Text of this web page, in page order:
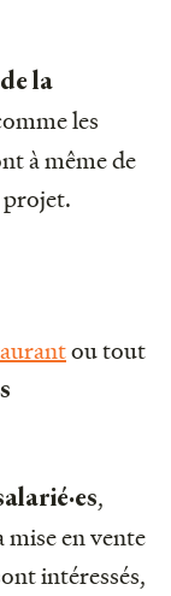
la
les
à même de
projet.
ou tout
,
mise en vente
intéressés,